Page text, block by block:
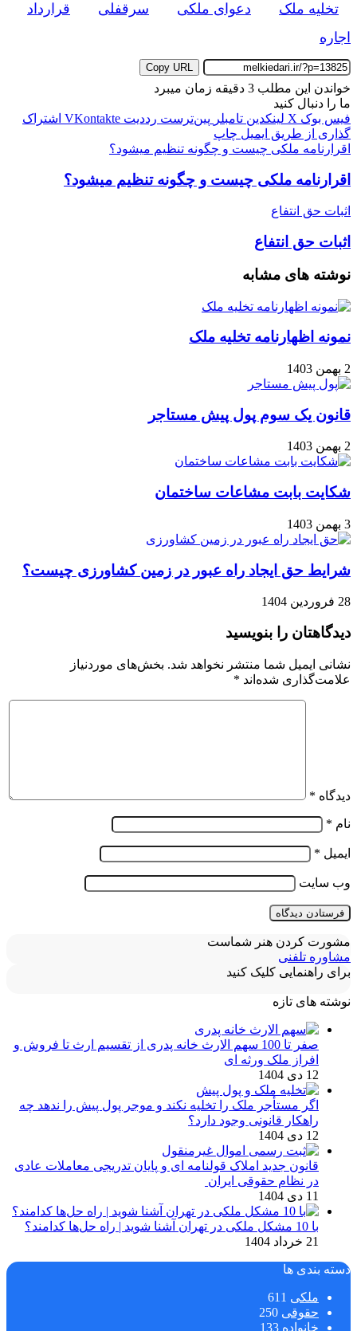
تخلیه ملک
دعوای ملکی سرقفلی
قرارداد
اجاره
Copy URL
خواندن این مطلب 3 دقیقه زمان میبرد
ما را دنبال کنید
فیس بوک X لینکدین ‫تامبلر ‫پین‌ترست ‫رددیت ‫VKontakte اشتراک
گذاری از طریق ایمیل چاپ
اقرارنامه ملکی چیست و چگونه تنظیم میشود؟
اقرارنامه ملکی چیست و چگونه تنظیم میشود؟
اثبات حق انتفاع
اثبات حق انتفاع
نوشته های مشابه
نمونه اظهارنامه تخلیه ملک
2 بهمن 1403
قانون یک سوم پول پیش مستاجر
2 بهمن 1403
شکایت بابت مشاعات ساختمان
3 بهمن 1403
شرایط حق ایجاد راه عبور در زمین کشاورزی چیست؟
28 فروردین 1404
دیدگاهتان را بنویسید
نشانی ایمیل شما منتشر نخواهد شد. بخش‌های موردنیاز
علامت‌گذاری شده‌اند *
دیدگاه *
نام *
ایمیل *
وب‌ سایت
مشورت کردن هنر شماست
مشاوره تلفنی
برای راهنمایی کلیک کنید
نوشته های تازه
صفر تا 100 سهم الارث خانه پدری از تقسیم ارث تا فروش و
افراز ملک ورثه ای
12 دی 1404
اگر مستأجر ملک را تخلیه نکند و موجر پول پیش را ندهد چه
راهکار قانونی وجود دارد؟
12 دی 1404
قانون جدید املاک قولنامه ای و پایان تدریجی معاملات عادی
در نظام حقوقی ایران
11 دی 1404
با 10 مشکل ملکی در تهران آشنا شوید | راه حل‌ها کدامند؟
21 خرداد 1404
دسته بندی ها
ملکی 611
حقوقی 250
خانواده 133